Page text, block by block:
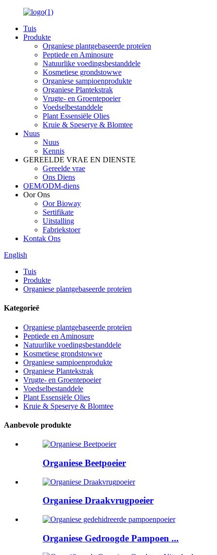
Tuis
Produkte
Organiese plantgebaseerde proteïen
Peptiede en Aminosure
Natuurlike voedingsbestanddele
Kosmetiese grondstowwe
Organiese sampioenprodukte
Organiese Plantekstrak
Vrugte- en Groentepoeier
Voedselbestanddele
Plant Essensiële Olies
Kruie & Speserye & Blomtee
Nuus
Nuus
Kennis
GEREELDE VRAE EN DIENSTE
Gereelde vrae
Ons Diens
OEM/ODM-diens
Oor Ons
Oor Bioway
Sertifikate
Uitstalling
Fabriekstoer
Kontak Ons
English
Tuis
Produkte
Organiese plantgebaseerde proteïen
Kategorieë
Organiese plantgebaseerde proteïen
Peptiede en Aminosure
Natuurlike voedingsbestanddele
Kosmetiese grondstowwe
Organiese sampioenprodukte
Organiese Plantekstrak
Vrugte- en Groentepoeier
Voedselbestanddele
Plant Essensiële Olies
Kruie & Speserye & Blomtee
Aanbevole produkte
Organiese Beetpoeier
Organiese Draakvrugpoeier
Organiese Gedroogde Pampoen ...